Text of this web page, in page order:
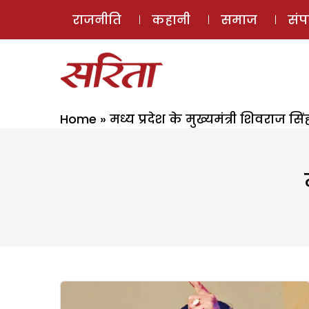
राजनीति कहानी समाज
Home » मध्य प्रदेश के मुख्यमंत्री शिवराज